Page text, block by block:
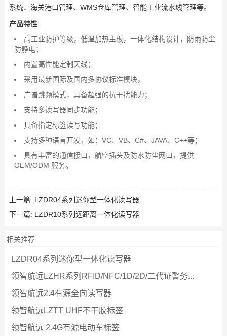
系统、海关港口管理、WMS仓库管理、智能工业流水线管理等。
产品特性
高工业防护等级，低温加热主板，一体化结构设计，防雨防尘
防静电；
内置高性能定制天线；
采用最新国际及国内多协议标准模块，
广谱跳频模式，具备超强的抗干扰能力；
支持多读写器同步功能；
具备指定标签读写功能；
支持多种语言开发，如：VC、VB、C#、JAVA、C++等；
具有丰富的通信接口，航空插头及防水防尘网口，提供
OEM/ODM 服务。
上一篇: LZDR04系列迷你型一体化读写器
下一篇: LZDR10系列远距离一体化读写器
相关推荐
LZDR04系列迷你型一体化读写器
领智航远LZHR系列RFID/NFC/1D/2D/二代证警务...
领智航远2.4有源全向读写器
领智航远LZTT UHF不干胶标签
领智航远 2.4G有源电动车标签